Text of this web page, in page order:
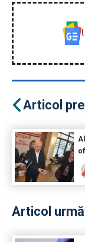
Articol
Articol